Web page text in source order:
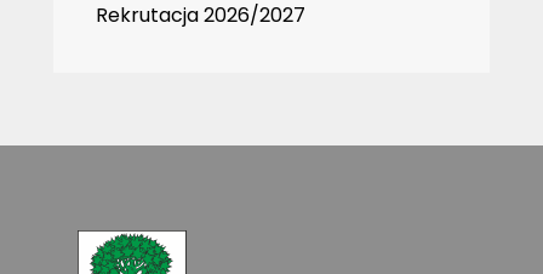
Rekrutacja 2026/2027